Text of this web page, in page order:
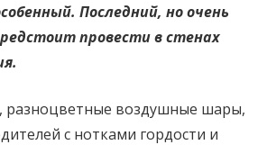
Последний, но очень
провести в стенах
разноцветные воздушные шары,
с нотками гордости и